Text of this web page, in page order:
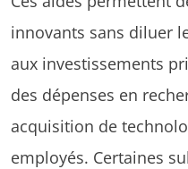
innovants sans diluer
aux investissements
des dépenses en
acquisition de
employés. Certaines